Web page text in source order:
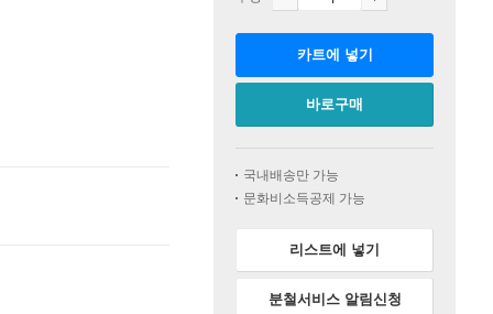
카트에 넣기
바로구매
국내배송만 가능
문화비소득공제 가능
리스트에 넣기
분철서비스 알림신청